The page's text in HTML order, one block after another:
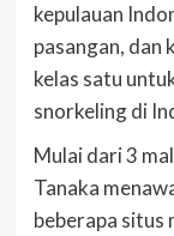
kepulauan
pasangan, dan
kelas satu
snorkeling di
Mulai dari 3
Tanaka
beberapa situs